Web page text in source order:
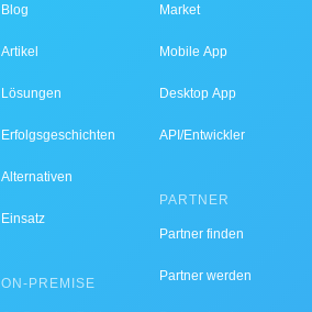
Blog
Artikel
Lösungen
Erfolgsgeschichten
Alternativen
Einsatz
ON-PREMISE
Market
Mobile App
Desktop App
API/Entwickler
PARTNER
Partner finden
Partner werden